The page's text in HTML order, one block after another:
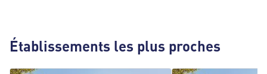
Établissements les plus proches